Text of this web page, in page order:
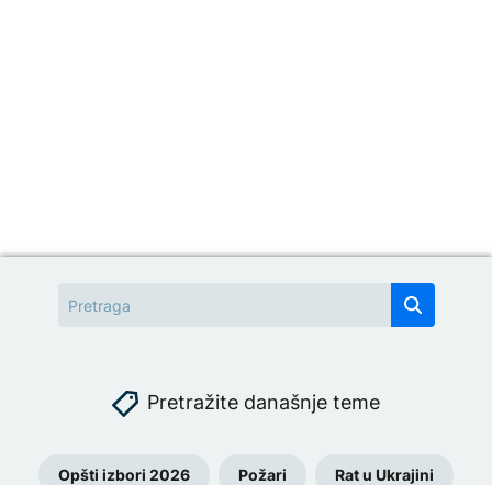
Pretražite današnje teme
Opšti izbori 2026 Požari Rat u Ukrajini